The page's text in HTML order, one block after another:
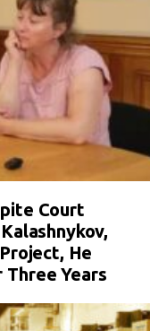
Court
He
Three Years